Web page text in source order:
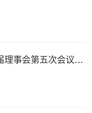
商会第四届理事会第五次会议召开